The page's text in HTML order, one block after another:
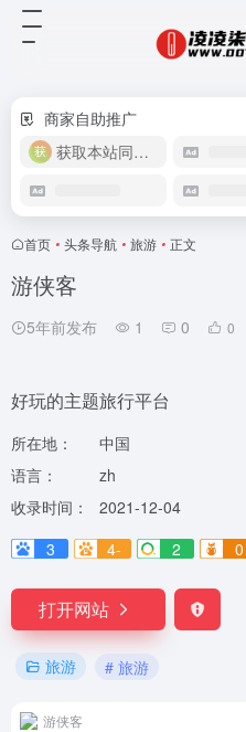
商家自助推广
获取本站同款主题
首页 • 头条导航 • 旅游 • 正文
游侠客
5年前发布 1 0 0
好玩的主题旅行平台
所在地：
中国
语言：
zh
收录时间：
2021-12-04
3
4- 2 0
打开网站
旅游 # 旅游
游侠客